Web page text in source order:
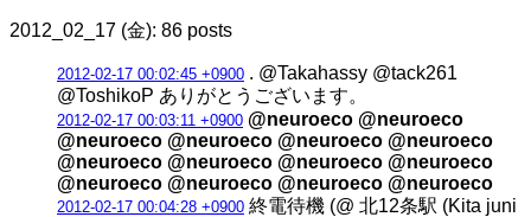
2012_02_17 (金): 86 posts
2012-02-17 00:02:45 +0900 . @Takahassy @tack261
@ToshikoP ありがとうございます。
2012-02-17 00:03:11 +0900 @neuroeco @neuroeco
@neuroeco @neuroeco @neuroeco @neuroeco
@neuroeco @neuroeco @neuroeco @neuroeco
@neuroeco @neuroeco @neuroeco @neuroeco
2012-02-17 00:04:28 +0900 終電待機 (@ 北12条駅 (Kita juni